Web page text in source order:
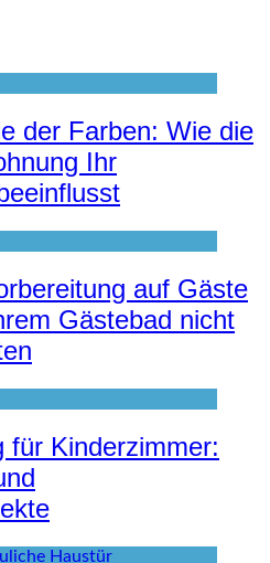
der Farben: Wie die
Ihr
auf Gäste
Gästebad nicht
für Kinderzimmer: